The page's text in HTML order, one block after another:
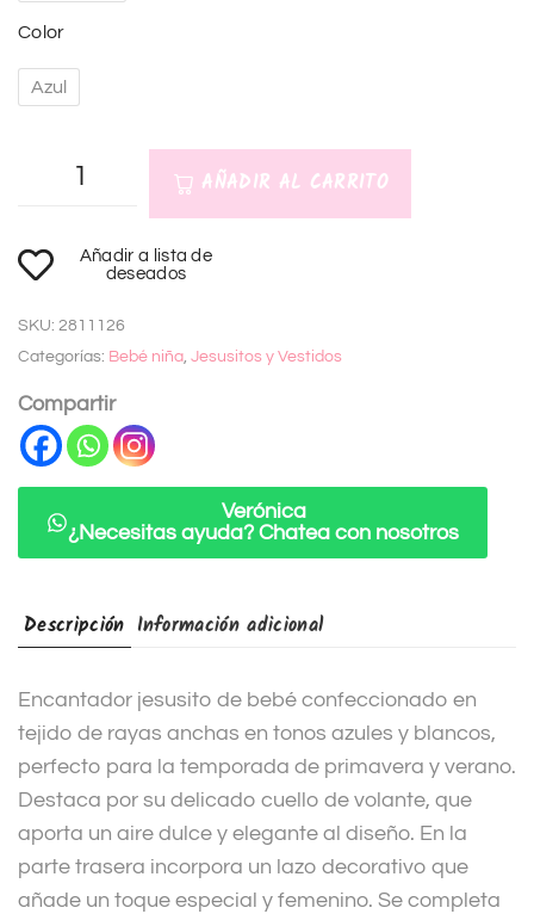
Color
Azul
AÑADIR AL CARRITO
l
e
r
n
a
Añadir a lista de
deseados
SKU: 2811126
Categorías: Bebé niña, Jesusitos y Vestidos
Compartir
Verónica
¿Necesitas ayuda? Chatea con nosotros
Descripción Información adicional
Encantador jesusito de bebé confeccionado en
tejido de rayas anchas en tonos azules y blancos,
perfecto para la temporada de primavera y verano.
Destaca por su delicado cuello de volante, que
aporta un aire dulce y elegante al diseño. En la
parte trasera incorpora un lazo decorativo que
añade un toque especial y femenino. Se completa